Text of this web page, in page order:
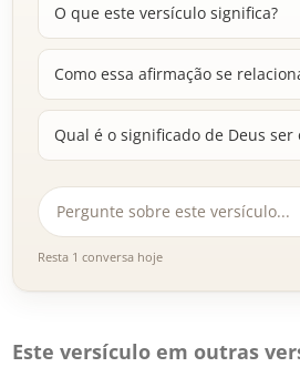
O que este versículo significa?
Como essa afirmação se
Qual é o significado de Deus
Resta 1 conversa hoje
Este versículo em outras